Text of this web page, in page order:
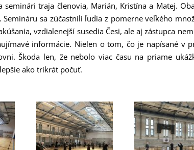
seminári traja členovia, Marián, Kristína a Matej.
Semináru sa zúčastnili ľudia z pomerne veľkého
vzdialenejší susedia Česi, ale aj zástupca
informácie. Nielen o tom, čo je napísané v
Škoda len, že nebolo viac času na priame
ako trikrát počuť.